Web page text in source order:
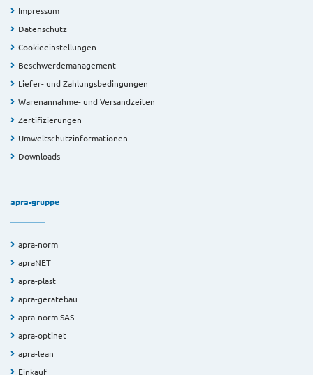
Impressum
Datenschutz
Cookieeinstellungen
Beschwerdemanagement
Liefer- und Zahlungsbedingungen
Warenannahme- und Versandzeiten
Zertifizierungen
Umweltschutzinformationen
Downloads
apra-gruppe
apra-norm
apraNET
apra-plast
apra-gerätebau
apra-norm SAS
apra-optinet
apra-lean
Einkauf